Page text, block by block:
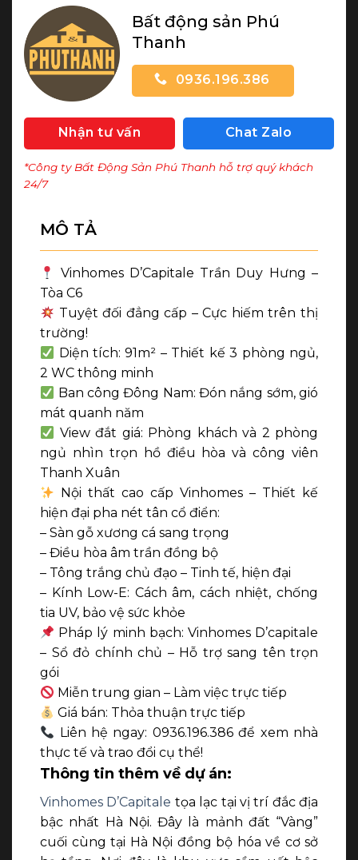
Bất động sản Phú
Thanh
0936.196.386
Nhận tư vấn Chat Zalo
*Công ty Bất Động Sản Phú Thanh hỗ trợ quý khách
24/7
MÔ TẢ
Vinhomes D’Capitale Trần Duy Hưng –
Tòa C6
Tuyệt đối đẳng cấp – Cực hiếm trên thị
trường!
Diện tích: 91m² – Thiết kế 3 phòng ngủ,
2 WC thông minh
Ban công Đông Nam: Đón nắng sớm, gió
mát quanh năm
View đắt giá: Phòng khách và 2 phòng
ngủ nhìn trọn hồ điều hòa và công viên
Thanh Xuân
Nội thất cao cấp Vinhomes – Thiết kế
hiện đại pha nét tân cổ điển:
– Sàn gỗ xương cá sang trọng
– Điều hòa âm trần đồng bộ
– Tông trắng chủ đạo – Tinh tế, hiện đại
– Kính Low-E: Cách âm, cách nhiệt, chống
tia UV, bảo vệ sức khỏe
Pháp lý minh bạch: Vinhomes D’capitale
– Sổ đỏ chính chủ – Hỗ trợ sang tên trọn
gói
Miễn trung gian – Làm việc trực tiếp
Giá bán: Thỏa thuận trực tiếp
Liên hệ ngay: 0936.196.386để xem nhà
thực tế và trao đổi cụ thể!
Thông tin thêm về dự án:
Vinhomes D’Capitale tọa lạc tại vị trí đắc địa
bậc nhất Hà Nội. Đây là mảnh đất “Vàng”
cuối cùng tại Hà Nội đồng bộ hóa về cơ sở